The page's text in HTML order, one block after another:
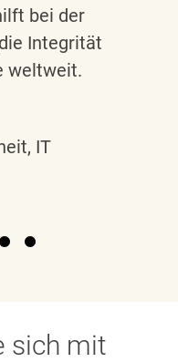
bei der
die Integrität
weltweit.
IT
sich mit